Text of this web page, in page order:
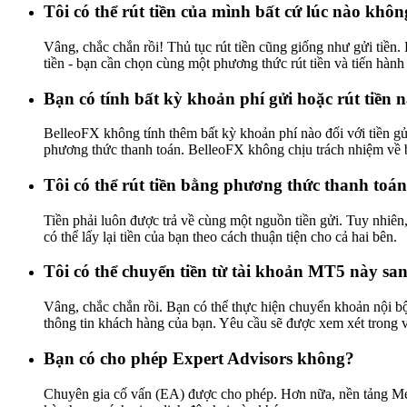
Tôi có thể rút tiền của mình bất cứ lúc nào
Vâng, chắc chắn rồi! Thủ tục rút tiền cũng giống như gửi
tiền - bạn cần chọn cùng một phương thức rút tiền và tiến
Bạn có tính bất kỳ khoản phí gửi hoặc rút tiền
BelleoFX không tính thêm bất kỳ khoản phí nào đối với tiền
phương thức thanh toán. BelleoFX không chịu trách nhiệm
Tôi có thể rút tiền bằng phương thức thanh
Tiền phải luôn được trả về cùng một nguồn tiền gửi. Tuy
có thể lấy lại tiền của bạn theo cách thuận tiện cho cả hai bên.
Tôi có thể chuyển tiền từ tài khoản MT5 này
Vâng, chắc chắn rồi. Bạn có thể thực hiện chuyển khoản nội
thông tin khách hàng của bạn. Yêu cầu sẽ được xem xét trong
Bạn có cho phép Expert Advisors không?
Chuyên gia cố vấn (EA) được cho phép. Hơn nữa, nền tảng